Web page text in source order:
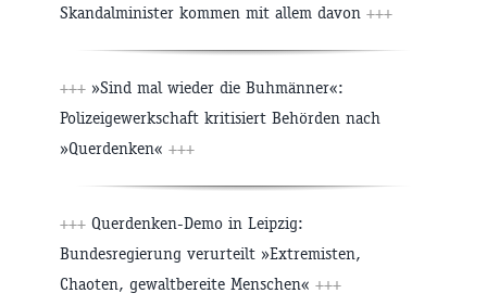
Skandalminister kommen mit allem davon +++
+++ »Sind mal wieder die Buhmänner«:
Polizeigewerkschaft kritisiert Behörden nach
»Querdenken« +++
+++ Querdenken-Demo in Leipzig:
Bundesregierung verurteilt »Extremisten,
Chaoten, gewaltbereite Menschen« +++